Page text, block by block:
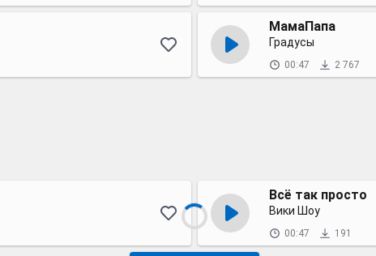
МамаПапа
Градусы
00:47 2 767
Всё так просто
Вики Шоу
00:47 191